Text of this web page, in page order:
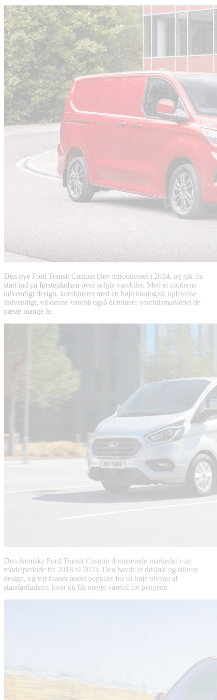
Den nye Ford Transit Custom blev introduceret i 2024, og gik fra
start ind på førstepladsen over solgte varebiler. Med et moderne
udvendigt design, kombineret med en højteknologisk oplevelse
indvendigt, vil denne varebil også dominere varebilsmarkedet de
næste mange år.
Den ikoniske Ford Transit Custom dominerede markedet i sin
modelperiode fra 2018 til 2023. Den havde et tidsløst og stilrent
design, og var blandt andet populær for sit høje niveau af
standardudstyr, hvor du fik meget varebil for pengene.